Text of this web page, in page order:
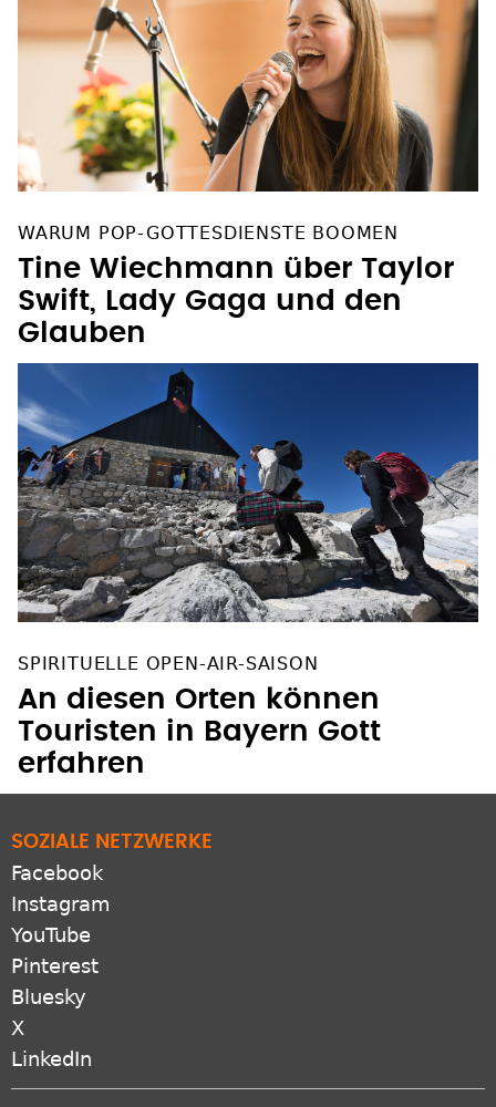
WARUM POP-GOTTESDIENSTE BOOMEN
Tine Wiechmann über Taylor
Swift, Lady Gaga und den
Glauben
SPIRITUELLE OPEN-AIR-SAISON
An diesen Orten können
Touristen in Bayern Gott
erfahren
SOZIALE NETZWERKE
Facebook
Instagram
YouTube
Pinterest
Bluesky
X
LinkedIn